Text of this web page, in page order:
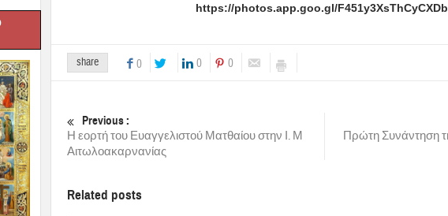
https://photos.app.goo.gl/
share 0 0 0
Previous :
Η εορτή του Ευαγγελιστού Ματθαίου στην Ι. Μ
Αιτωλοακαρνανίας
Πρώτη Συνάντηση
Related posts